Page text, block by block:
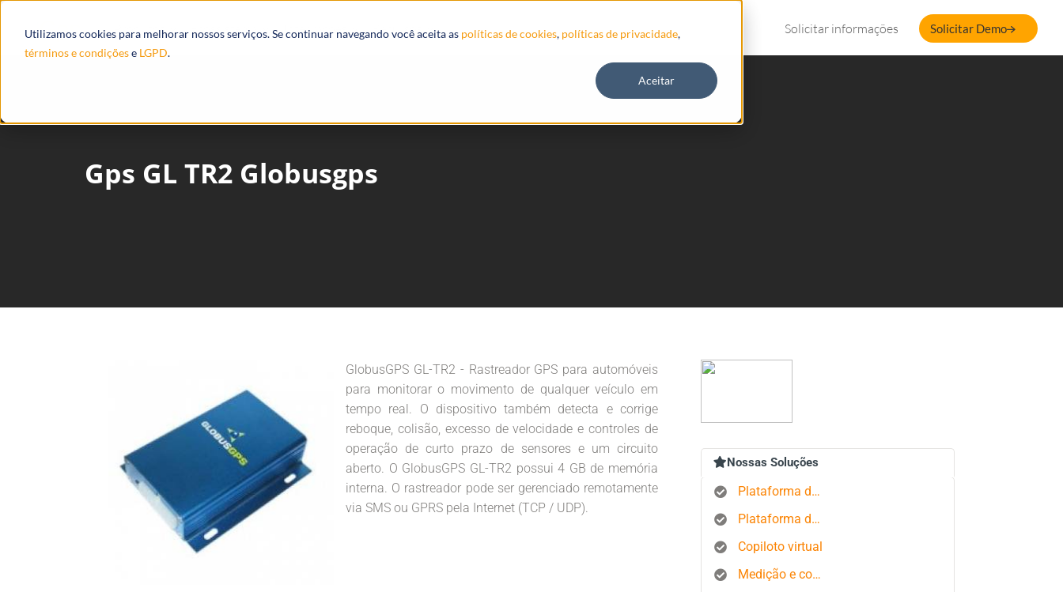
Utilizamos cookies para melhorar nossos serviços. Se continuar navegando você aceita as políticas de cookies, políticas de privacidade,
términos e condiçõese LGPD.
Aceitar
Produtos Ecossistema Integrações Recursos Solicitar informações Solicitar Demo
Gps GL TR2 Globusgps
GlobusGPS GL-TR2 - Rastreador GPS para automóveis
para monitorar o movimento de qualquer veículo em
tempo real. O dispositivo também detecta e corrige
reboque, colisão, excesso de velocidade e controles de
operação de curto prazo de sensores e um circuito
aberto. O GlobusGPS GL-TR2 possui 4 GB de memória
interna. O rastreador pode ser gerenciado remotamente
via SMS ou GPRS pela Internet (TCP / UDP).
Nossas Soluções
Plataforma de rastreamento GPS
Plataforma de gerenciamento de pedidos
Copiloto virtual
Medição e controle de estados produtivos